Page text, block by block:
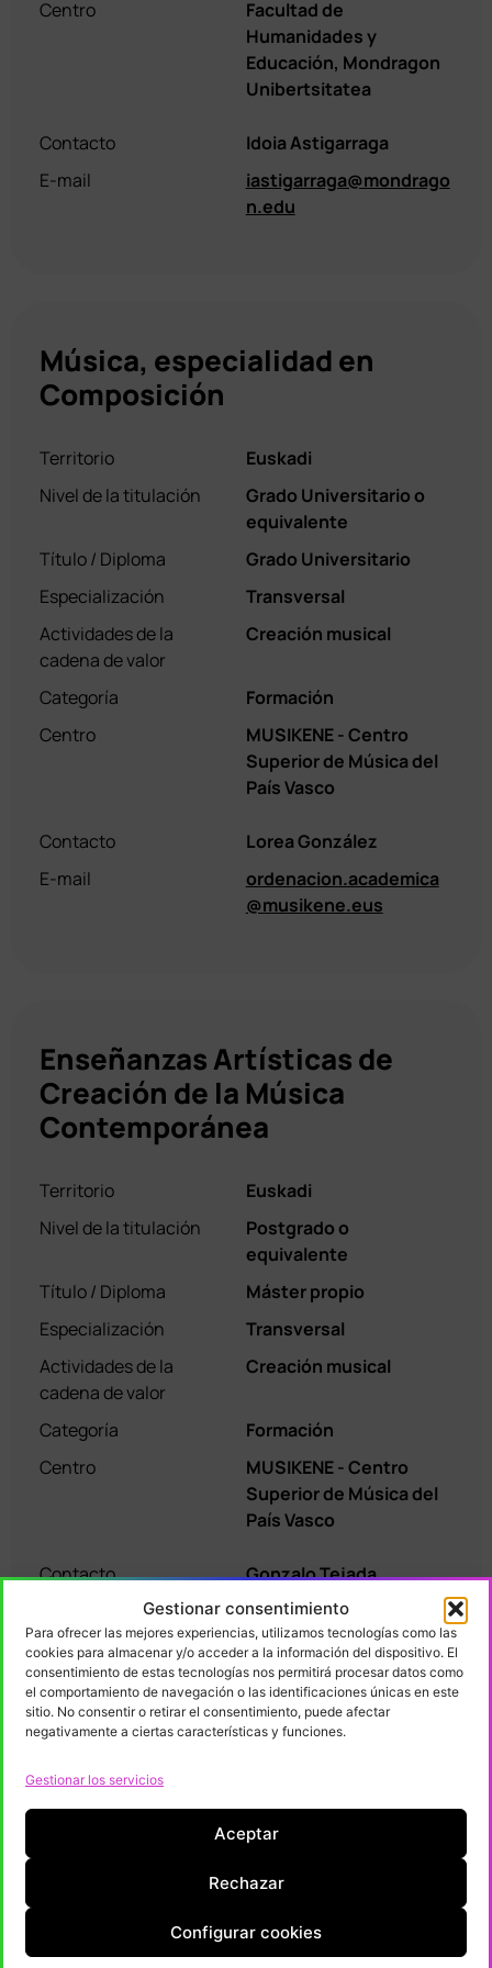
Gestionar consentimiento
Para ofrecer las mejores experiencias, utilizamos tecnologías como las
cookies para almacenar y/o acceder a la información del dispositivo. El
consentimiento de estas tecnologías nos permitirá procesar datos como
el comportamiento de navegación o las identificaciones únicas en este
sitio. No consentir o retirar el consentimiento, puede afectar
negativamente a ciertas características y funciones.
Gestionar los servicios
Aceptar
Rechazar
Configurar cookies
Centro
Facultad de
Humanidades y
Educación, Mondragon
Unibertsitatea
Contacto
Idoia Astigarraga
E-mail
iastigarraga@mondrago
n.edu
Música, especialidad en
Composición
Territorio
Euskadi
Nivel de la titulación
Grado Universitario o
equivalente
Título / Diploma
Grado Universitario
Especialización
Transversal
Actividades de la
cadena de valor
Creación musical
Categoría
Formación
Centro
MUSIKENE - Centro
Superior de Música del
País Vasco
Contacto
Lorea González
E-mail
ordenacion.academica
@musikene.eus
Enseñanzas Artísticas de
Creación de la Música
Contemporánea
Territorio
Euskadi
Nivel de la titulación
Postgrado o
equivalente
Título / Diploma
Máster propio
Especialización
Transversal
Actividades de la
cadena de valor
Creación musical
Categoría
Formación
Centro
MUSIKENE - Centro
Superior de Música del
País Vasco
Contacto
Gonzalo Tejada
coordinacion.master@
musikene.eus
Diseño Gráfico
Grado Universitario o
Título / Diploma
Grado Universitario